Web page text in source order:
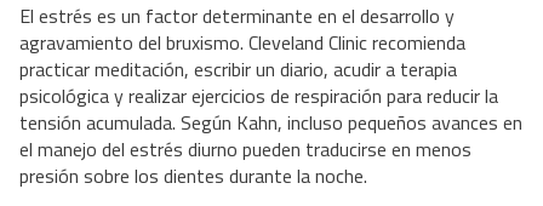
El estrés es un factor determinante en el desarrollo y
agravamiento del bruxismo. Cleveland Clinic recomienda
practicar meditación, escribir un diario, acudir a terapia
psicológica y realizar ejercicios de respiración para reducir la
tensión acumulada. Según Kahn, incluso pequeños avances en
el manejo del estrés diurno pueden traducirse en menos
presión sobre los dientes durante la noche.